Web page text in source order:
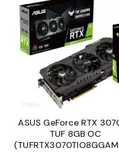
ASUS GeForce RTX
TUF 8GB OC